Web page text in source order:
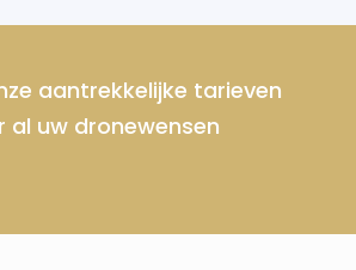
aantrekkelijke tarieven
al uw dronewensen